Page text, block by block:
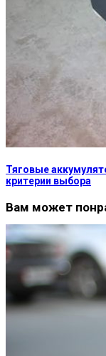
Тяговые
критерии выбора
Вам может